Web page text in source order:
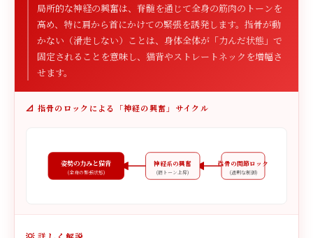
局所的な神経の興奮は、脊髄を通じて全身の筋肉のトーンを
高め、特に肩から首にかけての緊張を誘発します。指骨が動
かない（滑走しない）ことは、身体全体が「力んだ状態」で
固定されることを意味し、猫背やストレートネックを増幅さ
せます。
📐 指骨のロックによる「神経の興奮」サイクル
指骨の関節ロック
(過剰な制御)
神経系の興奮
(筋トーン上昇)
姿勢の力みと猫背
(全身の緊張状態)